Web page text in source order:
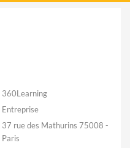
360Learning
Entreprise
37 rue des Mathurins 75008 -
Paris